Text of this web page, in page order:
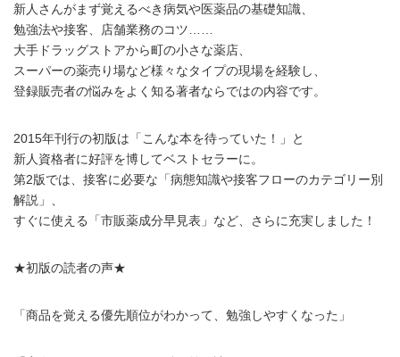
新人さんがまず覚えるべき病気や医薬品の基礎知識、
勉強法や接客、店舗業務のコツ……
大手ドラッグストアから町の小さな薬店、
スーパーの薬売り場など様々なタイプの現場を経験し、
登録販売者の悩みをよく知る著者ならではの内容です。
2015年刊行の初版は「こんな本を待っていた！」と
新人資格者に好評を博してベストセラーに。
第2版では、接客に必要な「病態知識や接客フローのカテゴリー別
解説」、
すぐに使える「市販薬成分早見表」など、さらに充実しました！
★初版の読者の声★
「商品を覚える優先順位がわかって、勉強しやすくなった」